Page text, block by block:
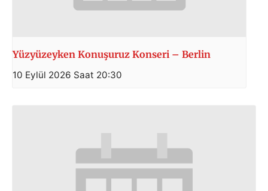
Yüzyüzeyken Konuşuruz Konseri – Berlin
10 Eylül 2026 Saat 20:30